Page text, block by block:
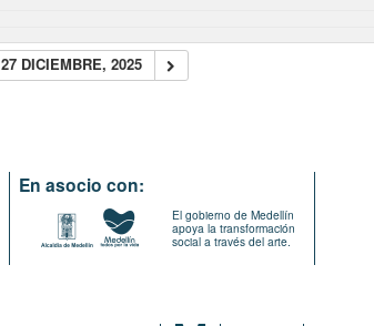
27 DICIEMBRE, 2025
En asocio con:
El gobierno de Medellín
apoya la transformación
social a través del arte.